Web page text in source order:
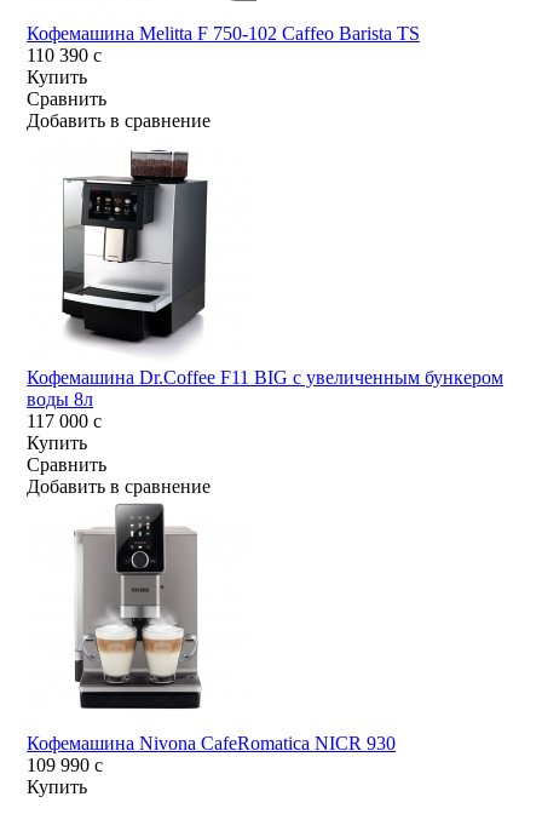
Кофемашина Melitta F 750-102 Caffeo Barista TS
110 390c
Купить
Сравнить
Добавить в сравнение
Кофемашина Dr.Coffee F11 BIG с увеличенным бункером
воды 8л
117 000c
Купить
Сравнить
Добавить в сравнение
Кофемашина Nivona CafeRomatica NICR 930
109 990c
Купить